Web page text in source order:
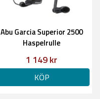
Abu Garcia Superior 2500
Haspelrulle
1 149 kr
KÖP